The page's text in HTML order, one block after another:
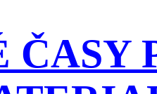
ČASY